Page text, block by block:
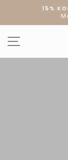
artikel
15%
SITE